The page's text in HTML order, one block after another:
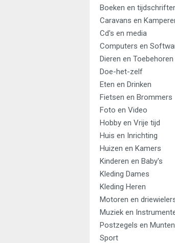
Boeken en
Caravans en
Cd's en media
Computers en
Dieren en Toebehoren
Doe-het-zelf
Eten en Drinken
Fietsen en Brommers
Foto en Video
Hobby en Vrije tijd
Huis en Inrichting
Huizen en Kamers
Kinderen en Baby's
Kleding Dames
Kleding Heren
Motoren en
Muziek en
Postzegels en Munten
Sport